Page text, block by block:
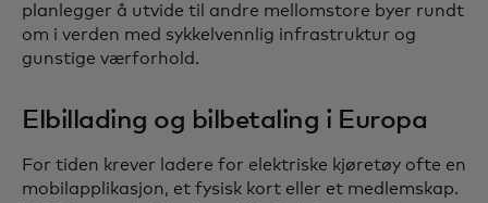
planlegger å utvide til andre mellomstore byer rundt
om i verden med sykkelvennlig infrastruktur og
gunstige værforhold.
Elbillading og bilbetaling i Europa
For tiden krever ladere for elektriske kjøretøy ofte en
mobilapplikasjon, et fysisk kort eller et medlemskap.